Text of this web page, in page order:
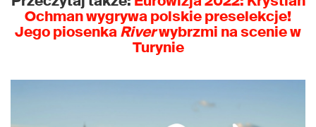
Ochman wygrywa polskie preselekcje!
Jego piosenkaRiverwybrzmi na scenie w
Turynie